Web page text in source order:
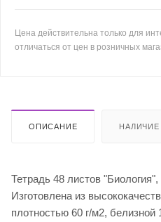
Цена действительна только для
отличаться от цен в розничных
ОПИСАНИЕ НАЛИЧИЕ
Тетрадь 48 листов
Изготовлена из
плотностью 60 г/м2,